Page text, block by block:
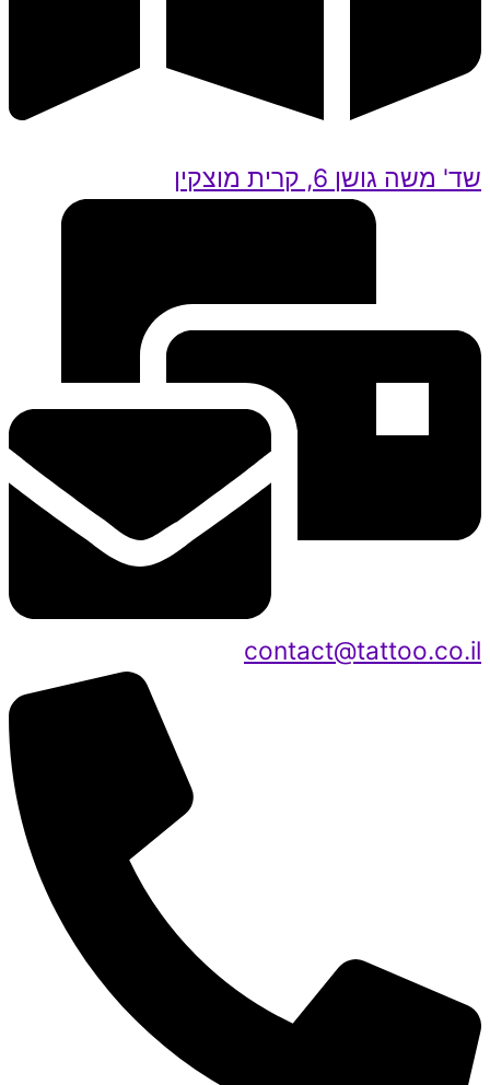
שד' משה גושן 6, קרית מוצקין
contact@tattoo.co.il